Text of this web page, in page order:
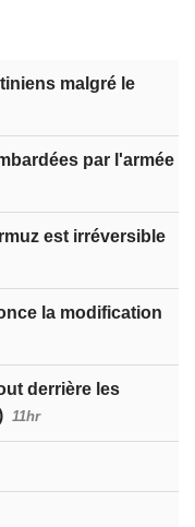
malgré le
par l'armée
est irréversible
la modification
derrière les
11hr